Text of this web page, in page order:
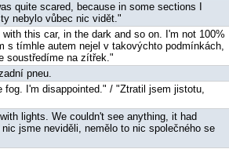
quite scared, because in some sections I
nebylo vůbec nic vidět."
this car, in the dark and so on. I'm not 100%
s tímhle autem nejel v takovýchto podmínkách,
soustředíme na zítřek."
pneu.
I'm disappointed." / "Ztratil jsem jistotu,
lights. We couldn't see anything, it had
jsme neviděli, nemělo to nic společného se